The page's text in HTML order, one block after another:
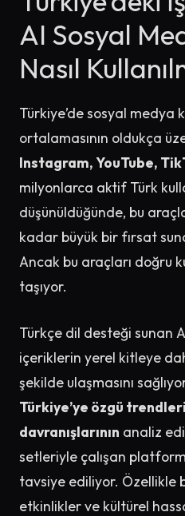
AI Sosyal
Nasıl
Türkiye’de sosyal medya
ortalamasının oldukça
Instagram, YouTube,
milyonlarca aktif Türk
düşünüldüğünde, bu
kadar büyük bir fırsat
Ancak bu araçları doğru
taşıyor.
Türkçe dil desteği sunan
içeriklerin yerel kitleye
şekilde ulaşmasını
Türkiye’ye özgü
davranışlarının analiz
setleriyle çalışan
tavsiye ediliyor. Özellikle
etkinlikler ve kültürel